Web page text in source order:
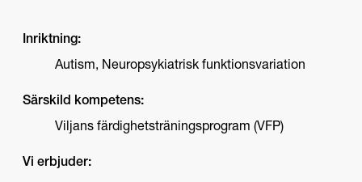
Inriktning:
Autism, Neuropsykiatrisk funktionsvariation
Särskild kompetens:
Viljans färdighetsträningsprogram (VFP)
Vi erbjuder: